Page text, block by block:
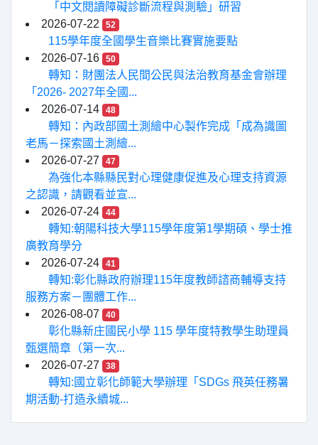
「中文閱讀障礙診斷流程與測驗」研習
2026-07-22
52
115學年度全國學生音樂比賽實施要點
2026-07-16
50
轉知：財團法人民間公民與法治教育基金會辦理
「2026- 2027年全國...
2026-07-14
48
轉知：內政部國土測繪中心製作完成「成為識圖
老馬－探索國土測繪...
2026-07-27
47
為強化本縣縣民對心理健康促進及心理支持資源
之認識，請觀看並宣...
2026-07-24
44
轉知:朝陽科技大學115學年度第1學期碩、學士推
廣教育學分
2026-07-24
41
轉知:彰化縣政府辦理115年度教師諮商輔導支持
服務方案－團體工作...
2026-08-07
40
彰化縣新庄國民小學 115 學年度特教學生助理員
甄選簡章（第一次...
2026-07-27
38
轉知:國立彰化師範大學辦理「SDGs 飛英任務暑
期活動-打造永續城...